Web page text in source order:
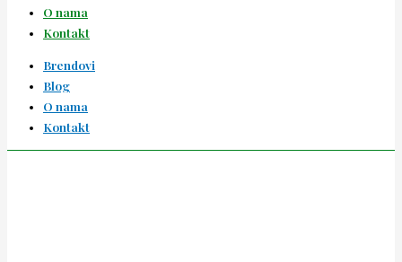
O nama
Kontakt
Brendovi
Blog
O nama
Kontakt